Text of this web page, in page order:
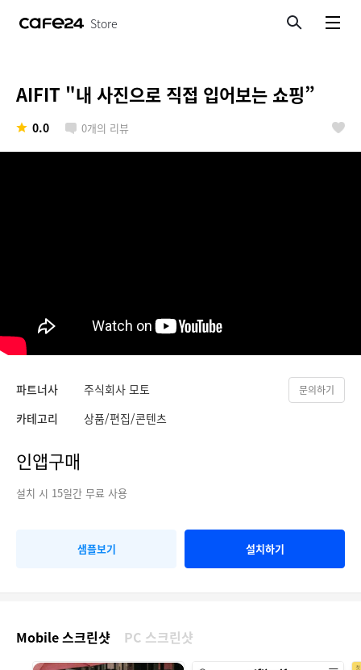
Store
AIFIT "내 사진으로 직접 입어보는 쇼핑”
0.0 0개의 리뷰
파트너사 주식회사 모토 문의하기
카테고리 상품/편집/콘텐츠
인앱구매
설치 시 15일간 무료 사용
샘플보기 설치하기
Mobile 스크린샷 PC 스크린샷